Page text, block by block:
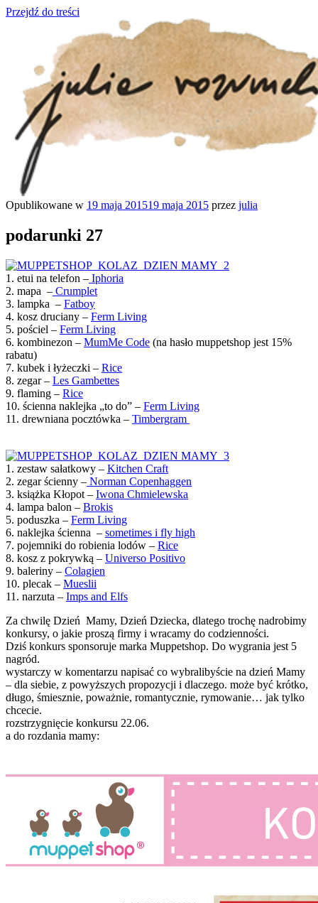
Przejdź do treści
Opublikowane w 19 maja 201519 maja 2015 przez julia
podarunki 27
1. etui na telefon – Iphoria
2. mapa – Crumplet
3. lampka – Fatboy
4. kosz druciany – Ferm Living
5. pościel – Ferm Living
6. kombinezon – MumMe Code (na hasło muppetshop jest 15%
rabatu)
7. kubek i łyżeczki – Rice
8. zegar – Les Gambettes
9. flaming – Rice
10. ścienna naklejka „to do” – Ferm Living
11. drewniana pocztówka – Timbergram
1. zestaw sałatkowy – Kitchen Craft
2. zegar ścienny – Norman Copenhaggen
3. książka Kłopot – Iwona Chmielewska
4. lampa balon – Brokis
5. poduszka – Ferm Living
6. naklejka ścienna – sometimes i fly high
7. pojemniki do robienia lodów – Rice
8. kosz z pokrywką – Universo Positivo
9. baleriny – Colagien
10. plecak – Mueslii
11. narzuta – Imps and Elfs
Za chwilę Dzień Mamy, Dzień Dziecka, dlatego trochę nadrobimy
konkursy, o jakie proszą firmy i wracamy do codzienności.
Dziś konkurs sponsoruje marka Muppetshop. Do wygrania jest 5
nagród.
wystarczy w komentarzu napisać co wybralibyście na dzień Mamy
– dla siebie, z powyższych propozycji i dlaczego. może być krótko,
długo, śmiesznie, poważnie, romantycznie, rymowanie… jak tylko
chcecie.
rozstrzygnięcie konkursu 22.06.
a do rozdania mamy: